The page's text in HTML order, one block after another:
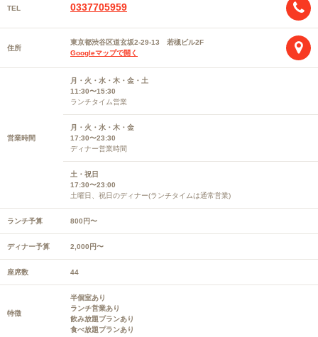
TEL 0337705959
住所
東京都渋谷区道玄坂2-29-13 若槻ビル2F
Googleマップで開く
営業時間
月・火・水・木・金・土
11:30〜15:30
ランチタイム営業
月・火・水・木・金
17:30〜23:30
ディナー営業時間
土・祝日
17:30〜23:00
土曜日、祝日のディナー(ランチタイムは通常営業)
ランチ予算 800円〜
ディナー予算 2,000円〜
座席数 44
特徴
半個室あり
ランチ営業あり
飲み放題プランあり
食べ放題プランあり